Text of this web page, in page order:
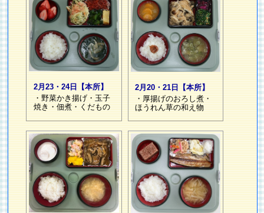
2月23・24日【本所】
・野菜かき揚げ・玉子
焼き・佃煮・くだもの
2月20・21日【本所】
・厚揚げのおろし煮・
ほうれん草の和え物